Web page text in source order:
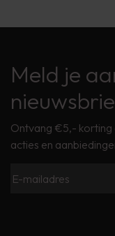
Meld je
Ontvang €5,- korting
acties en